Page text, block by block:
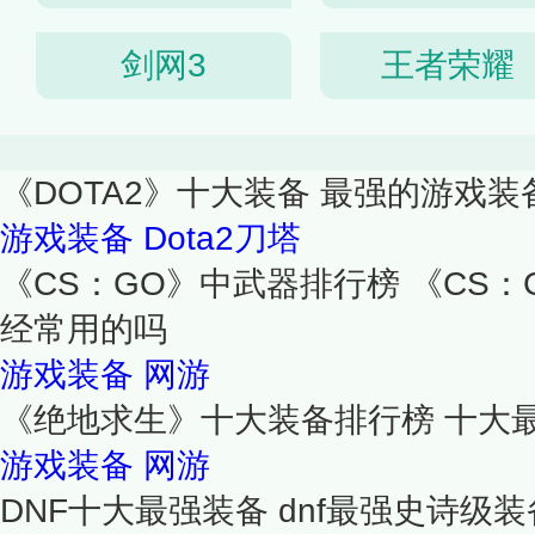
剑网3 王者荣耀
《DOTA2》十大装备 最强的游戏
游戏装备 Dota2刀塔
《CS：GO》中武器排行榜 《CS
经常用的吗
游戏装备 网游
《绝地求生》十大装备排行榜 十大
游戏装备 网游
DNF十大最强装备 dnf最强史诗级